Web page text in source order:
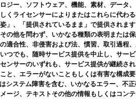
ジー、ソフトウェア、機能、素材、データ
くライセンサーによりまたはこれらに代わ
」、「提供されているまま」で提供されま
の他を問わず、いかなる種類の表明または
適合性、非侵害および法、慣習、取引過程
つでも、随時サービス提供を中止し、サー
ンサーのいずれも、サービス提供が継続さ
と、エラーがないこともしくは有害な構成
システム障害を含む、いかなるエラー、不
ージ、テキストその他の情報もしくはコン